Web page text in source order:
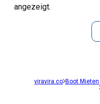
angezeigt.
viravira.co Boot Mieten